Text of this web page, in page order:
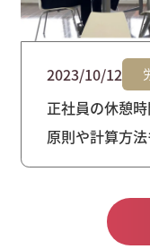
2023/10/12
正社員の休憩
原則や計算方